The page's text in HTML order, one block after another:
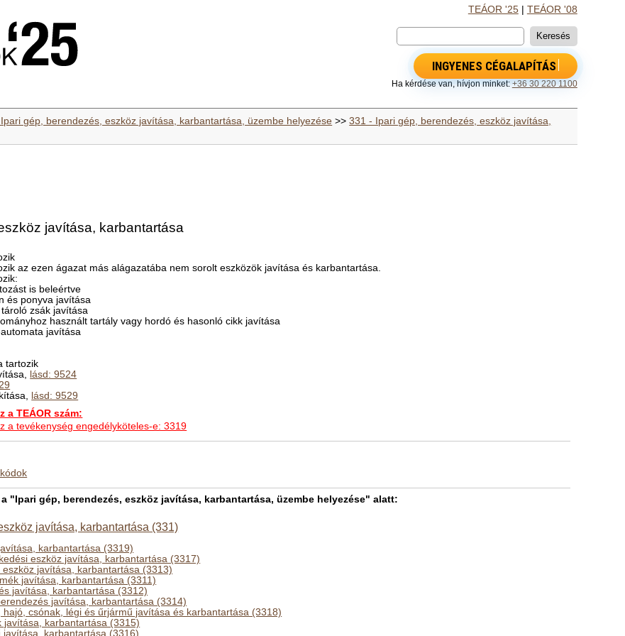
TEÁOR '25| TEÁOR '08
INGYENES CÉGALAPÍTÁS
Ha kérdése van, hívjon minket: +36 30 220 1100
gép, berendezés, eszköz javítása, karbantartása, üzembe helyezése >>331 - Ipari gép, berendezés, eszköz javítása,
javítása, karbantartása
az ezen ágazat más alágazatába nem sorolt eszközök javítása és karbantartása.
is beleértve
és ponyva javítása
zsák javítása
használt tartály vagy hordó és hasonló cikk javítása
javítása
tartozik
lásd: 9524
lásd: 9529
a TEÁOR szám:
a tevékenység engedélyköteles-e: 3319
"Ipari gép, berendezés, eszköz javítása, karbantartása, üzembe helyezése" alatt:
javítása, karbantartása (331)
karbantartása (3319)
eszköz javítása, karbantartása (3317)
eszköz javítása, karbantartása (3313)
javítása, karbantartása (3311)
javítása, karbantartása (3312)
javítása, karbantartása (3314)
hajó, csónak, légi és űrjármű javítása és karbantartása (3318)
javítása, karbantartása (3315)
javítása, karbantartása (3316)